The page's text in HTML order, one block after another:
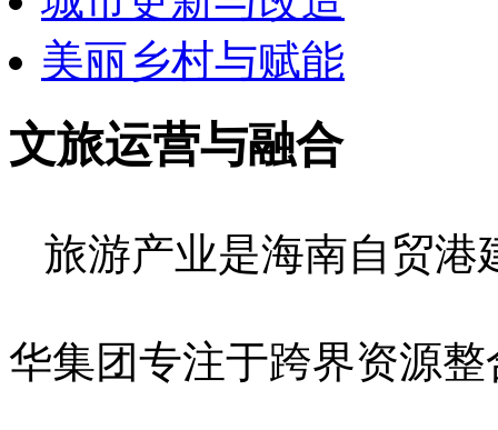
美丽乡村与赋能
文旅运营与融合
旅游产业是海南自贸港
华集团专注于跨界